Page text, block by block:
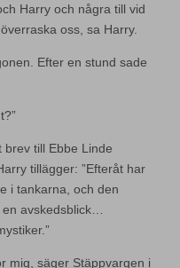
Harry och några till vid
oss, sa Harry.
Efter en stund sade
till Ebbe Linde
tillägger: ”Efteråt har
i tankarna, och den
avskedsblick…
mig, säger Stäppvargen i